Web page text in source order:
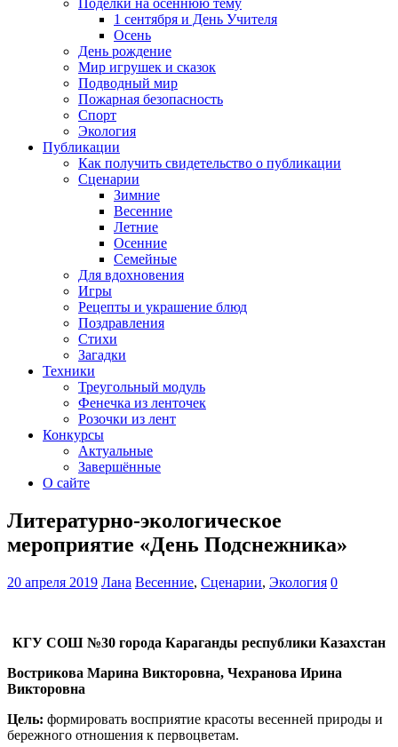
Поделки на осеннюю тему
1 сентября и День Учителя
Осень
День рождение
Мир игрушек и сказок
Подводный мир
Пожарная безопасность
Спорт
Экология
Публикации
Как получить свидетельство о публикации
Сценарии
Зимние
Весенние
Летние
Осенние
Семейные
Для вдохновения
Игры
Рецепты и украшение блюд
Поздравления
Стихи
Загадки
Техники
Треугольный модуль
Фенечка из ленточек
Розочки из лент
Конкурсы
Актуальные
Завершённые
О сайте
Литературно-экологическое
мероприятие «День Подснежника»
20 апреля 2019 Лана Весенние, Сценарии, Экология 0
КГУ СОШ №30 города Караганды республики Казахстан
Вострикова Марина Викторовна, Чехранова Ирина
Викторовна
Цель: формировать восприятие красоты весенней природы и
бережного отношения к первоцветам.